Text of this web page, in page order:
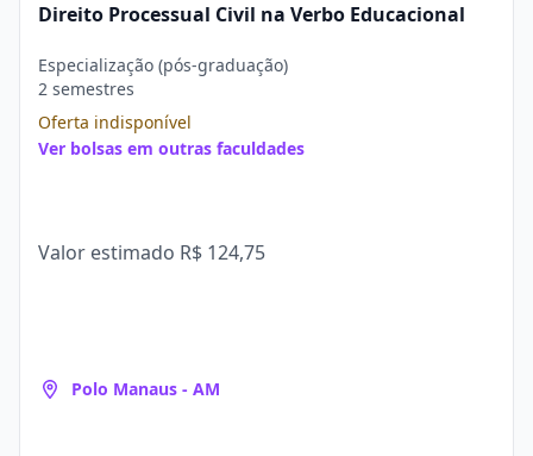
Direito Processual Civil na Verbo Educacional
Especialização (pós-graduação)
2 semestres
Oferta indisponível
Ver bolsas em outras faculdades
Valor estimado R$ 124,75
Polo Manaus - AM